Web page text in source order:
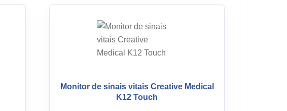
Monitor de sinais vitais Creative Medical
K12 Touch